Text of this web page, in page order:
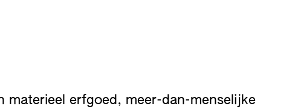
erfgoed, meer-dan-menselijke